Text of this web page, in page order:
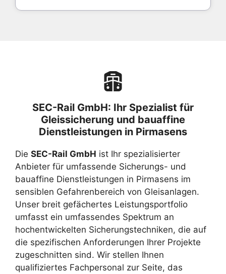
SEC-Rail GmbH: Ihr Spezialist für
Gleissicherung und bauaffine
Dienstleistungen in Pirmasens
Die SEC-Rail GmbH ist Ihr spezialisierter
Anbieter für umfassende Sicherungs- und
bauaffine Dienstleistungen in Pirmasens im
sensiblen Gefahrenbereich von Gleisanlagen.
Unser breit gefächertes Leistungsportfolio
umfasst ein umfassendes Spektrum an
hochentwickelten Sicherungstechniken, die auf
die spezifischen Anforderungen Ihrer Projekte
zugeschnitten sind. Wir stellen Ihnen
qualifiziertes Fachpersonal zur Seite, das